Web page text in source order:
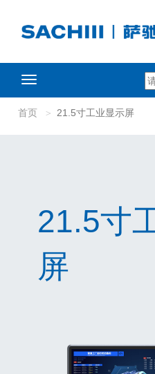
Toggle
首页
21.5寸工业显示屏
21.5寸
屏